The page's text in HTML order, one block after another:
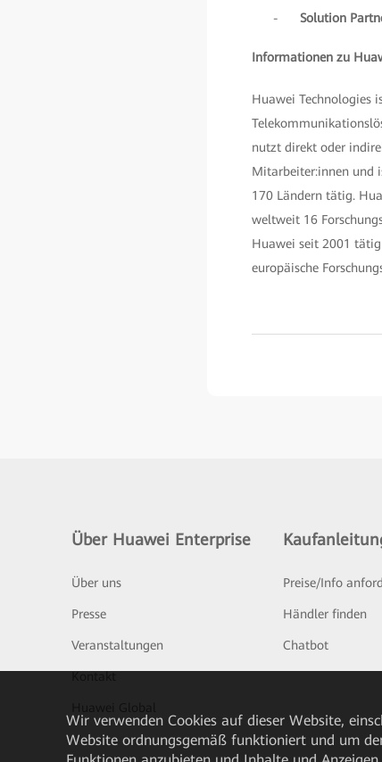
- Solution
Informationen zu
Huawei Technologies
nutzt direkt oder
Mitarbeiter:innen und
170 Ländern tätig.
weltweit 16
Huawei seit 2001
europäische
Über Huawei Enterprise
Über uns
Presse
Veranstaltungen
Preise/Info
Händler finden
Chatbot
Wir verwenden Cookies auf dieser Website,
Website ordnungsgemäß funktioniert und um